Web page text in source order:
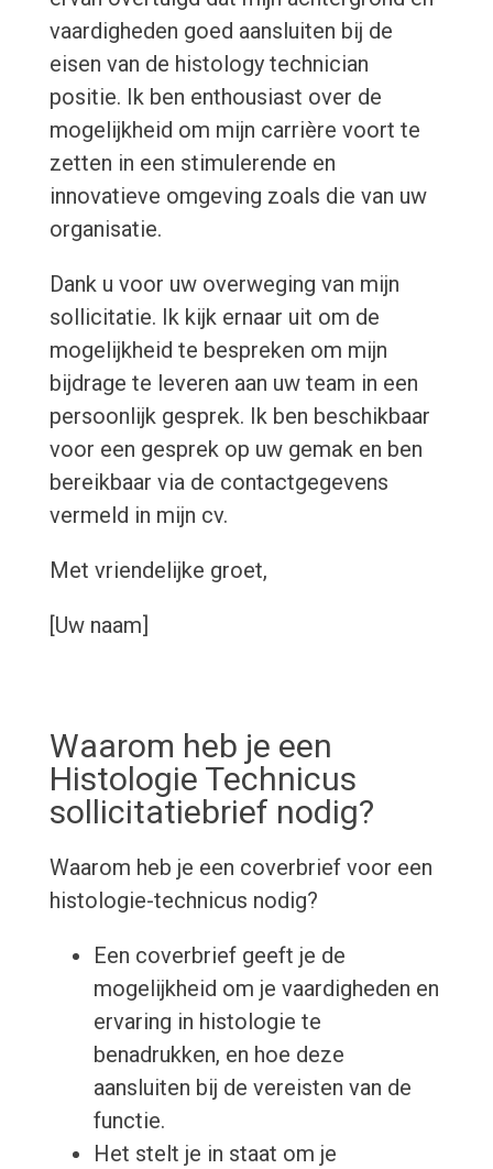
vaardigheden goed aansluiten bij de
eisen van de histology technician
positie. Ik ben enthousiast over de
mogelijkheid om mijn carrière voort te
zetten in een stimulerende en
innovatieve omgeving zoals die van uw
organisatie.
Dank u voor uw overweging van mijn
sollicitatie. Ik kijk ernaar uit om de
mogelijkheid te bespreken om mijn
bijdrage te leveren aan uw team in een
persoonlijk gesprek. Ik ben beschikbaar
voor een gesprek op uw gemak en ben
bereikbaar via de contactgegevens
vermeld in mijn cv.
Met vriendelijke groet,
[Uw naam]
Waarom heb je een
Histologie Technicus
sollicitatiebrief nodig?
Waarom heb je een coverbrief voor een
histologie-technicus nodig?
Een coverbrief geeft je de
mogelijkheid om je vaardigheden en
ervaring in histologie te
benadrukken, en hoe deze
aansluiten bij de vereisten van de
functie.
Het stelt je in staat om je